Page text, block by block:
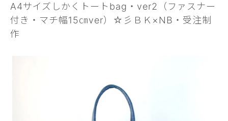
A4サイズしかくトートbag・ver2（ファスナー
付き・マチ幅15㎝ver）☆彡ＢＫ×NB・受注制
作